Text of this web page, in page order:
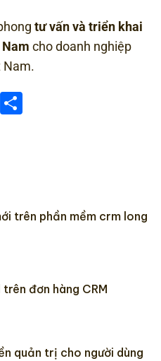
tư vấn và triển khai
cho doanh nghiệp
Nam.
Pinterest
trên phần mềm crm long
đơn hàng CRM
quản trị cho người dùng